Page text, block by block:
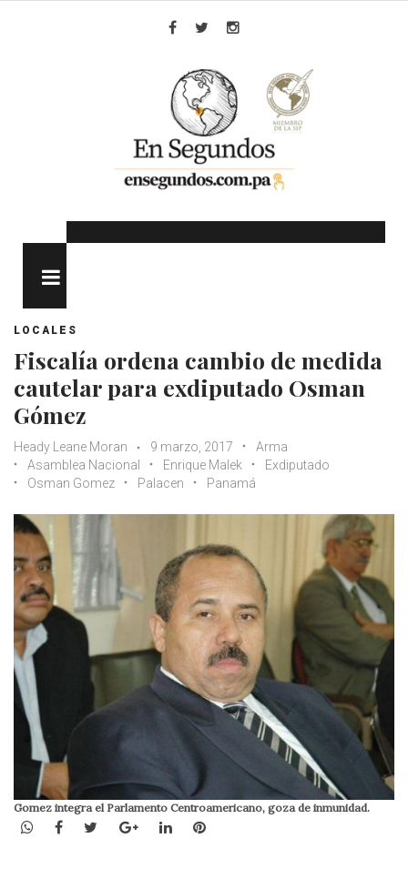
LOCALES
Fiscalía ordena cambio de medida
cautelar para exdiputado Osman
Gómez
Heady Leane Moran 9 marzo, 2017
Arma
Asamblea Nacional
Enrique Malek
Exdiputado
Osman Gomez
Palacen Panamá
Gomez integra el Parlamento Centroamericano, goza de inmunidad.
WhatsApp
Facebook
TwitterGoogle+LinkedInPinterest